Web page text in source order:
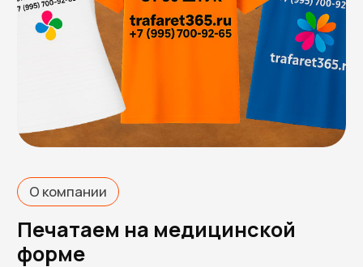
Печатаем на медицинской
О компании
Шелкография
трафаретная печать
Шелкография
Печатаем шелкографией с
возможных красок и